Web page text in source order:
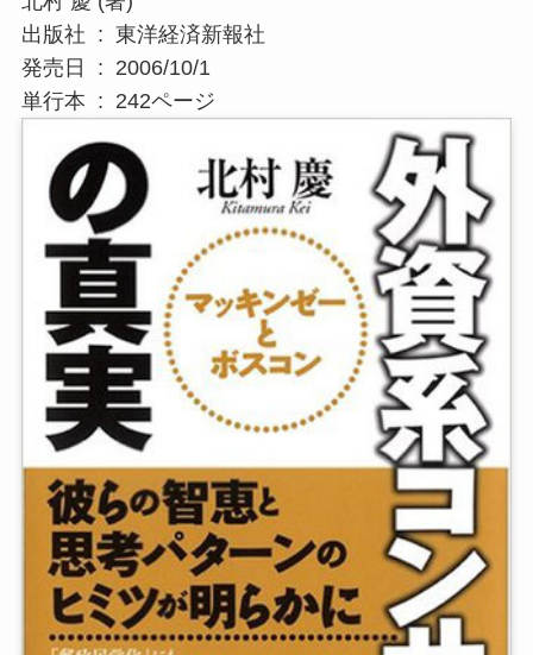
出版社 ‏ : ‎ 東洋経済新報社
発売日 ‏ : ‎ 2006/10/1
単行本 ‏ : ‎ 242ページ